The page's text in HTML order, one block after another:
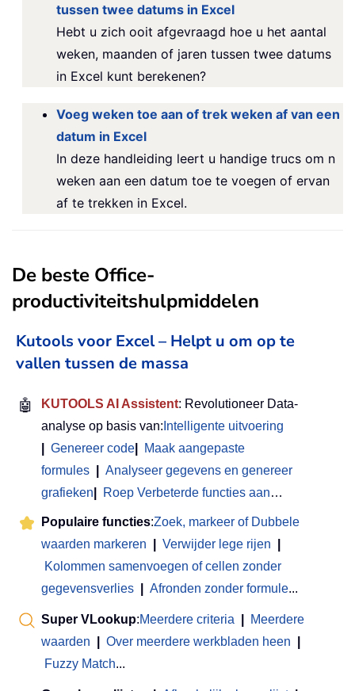
tussen twee datums in Excel
Hebt u zich ooit afgevraagd hoe u het aantal
weken, maanden of jaren tussen twee datums
in Excel kunt berekenen?
Voeg weken toe aan of trek weken af van een
datum in Excel
In deze handleiding leert u handige trucs om n
weken aan een datum toe te voegen of ervan
af te trekken in Excel.
De beste Office-
productiviteitshulpmiddelen
Kutools voor Excel – Helpt u om op te
vallen tussen de massa
🤖 KUTOOLS AI Assistent: Revolutioneer Data-
analyse op basis van: Intelligente uitvoering
Genereer code
Maak aangepaste
formules
Analyseer gegevens en genereer
grafieken
Roep Verbeterde functies aan…
Populaire functies:Zoek, markeer of Dubbele
waarden markeren
Verwijder lege rijen
Kolommen samenvoegen of cellen zonder
gegevensverlies
Afronden zonder formule...
Super VLookup:Meerdere criteria
Meerdere
waarden
Over meerdere werkbladen heen
Fuzzy Match...